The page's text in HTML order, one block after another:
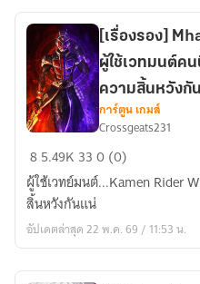
เอา
หละ
จง
นับ
ความ
ผิด
ตัว
เอง
ไว้
ซะ!
[Kamen
rider
รอง]
Mha
Kamen
Rider
Wizard
ผู้
[เรื่องรอง]
ผู้ใช้เวทมนต์ค
ความสิ้นหวังกั
การ์ตูน เกมส์
Crossgeats231
85.49K 330 (0)
ผู้ใช้เวทย์มนต์...Kamen Rider
สิ้นหวังกันแน่
อัปเดตล่าสุด 22 พ.ค. 69 / 11:53 น.